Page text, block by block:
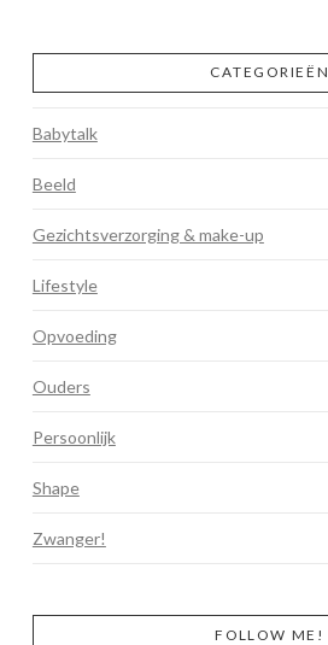
CATEGORIEËN
Babytalk
Beeld
Gezichtsverzorging & make-up
Lifestyle
Opvoeding
Ouders
Persoonlijk
Shape
Zwanger!
FOLLOW ME!